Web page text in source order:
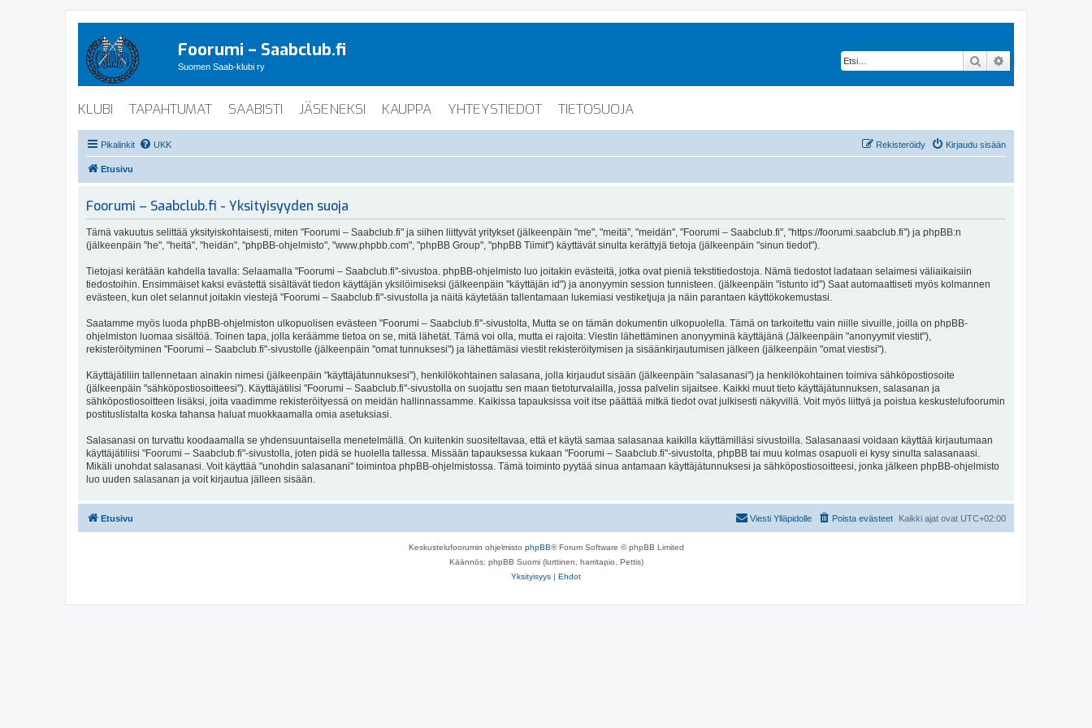
Foorumi – Saabclub.fi
Suomen Saab-klubi ry Etsi
KLUBI TAPAHTUMAT SAABISTI JÄSENEKSI KAUPPA YHTEYSTIEDOT TIETOSUOJA
Pikalinkit UKK Kirjaudu sisään
Rekisteröidy
Etusivu
Foorumi – Saabclub.fi - Yksityisyyden suoja
Tämä vakuutus selittää yksityiskohtaisesti, miten "Foorumi – Saabclub.fi" ja siihen liittyvät yritykset (jälkeenpäin "me", "meitä", "meidän", "Foorumi – Saabclub.fi", "https://foorumi.saabclub.fi") ja phpBB:n
(jälkeenpäin "he", "heitä", "heidän", "phpBB-ohjelmisto", "www.phpbb.com", "phpBB Group", "phpBB Tiimit") käyttävät sinulta kerättyjä tietoja (jälkeenpäin "sinun tiedot").
Tietojasi kerätään kahdella tavalla: Selaamalla "Foorumi – Saabclub.fi"-sivustoa. phpBB-ohjelmisto luo joitakin evästeitä, jotka ovat pieniä tekstitiedostoja. Nämä tiedostot ladataan selaimesi väliaikaisiin
tiedostoihin. Ensimmäiset kaksi evästettä sisältävät tiedon käyttäjän yksilöimiseksi (jälkeenpäin "käyttäjän id") ja anonyymin session tunnisteen. (jälkeenpäin "istunto id") Saat automaattiseti myös kolmannen
evästeen, kun olet selannut joitakin viestejä "Foorumi – Saabclub.fi"-sivustolla ja näitä käytetään tallentamaan lukemiasi vestiketjuja ja näin parantaen käyttökokemustasi.
Saatamme myös luoda phpBB-ohjelmiston ulkopuolisen evästeen "Foorumi – Saabclub.fi"-sivustolta, Mutta se on tämän dokumentin ulkopuolella. Tämä on tarkoitettu vain niille sivuille, joilla on phpBB-
ohjelmiston luomaa sisältöä. Toinen tapa, jolla keräämme tietoa on se, mitä lähetät. Tämä voi olla, mutta ei rajoita: Viestin lähettäminen anonyyminä käyttäjänä (Jälkeenpäin "anonyymit viestit"),
rekisteröityminen "Foorumi – Saabclub.fi"-sivustolle (jälkeenpäin "omat tunnuksesi") ja lähettämäsi viestit rekisteröitymisen ja sisäänkirjautumisen jälkeen (jälkeenpäin "omat viestisi").
Käyttäjätiliin tallennetaan ainakin nimesi (jälkeenpäin "käyttäjätunnuksesi"), henkilökohtainen salasana, jolla kirjaudut sisään (jälkeenpäin "salasanasi") ja henkilökohtainen toimiva sähköpostiosoite
(jälkeenpäin "sähköpostiosoitteesi"). Käyttäjätilisi "Foorumi – Saabclub.fi"-sivustolla on suojattu sen maan tietoturvalailla, jossa palvelin sijaitsee. Kaikki muut tieto käyttäjätunnuksen, salasanan ja
sähköpostiosoitteen lisäksi, joita vaadimme rekisteröityessä on meidän hallinnassamme. Kaikissa tapauksissa voit itse päättää mitkä tiedot ovat julkisesti näkyvillä. Voit myös liittyä ja poistua keskustelufoorumin
postituslistalta koska tahansa haluat muokkaamalla omia asetuksiasi.
Salasanasi on turvattu koodaamalla se yhdensuuntaisella menetelmällä. On kuitenkin suositeltavaa, että et käytä samaa salasanaa kaikilla käyttämilläsi sivustoilla. Salasanaasi voidaan käyttää kirjautumaan
käyttäjätiliisi "Foorumi – Saabclub.fi"-sivustolla, joten pidä se huolella tallessa. Missään tapauksessa kukaan "Foorumi – Saabclub.fi"-sivustolta, phpBB tai muu kolmas osapuoli ei kysy sinulta salasanaasi.
Mikäli unohdat salasanasi. Voit käyttää "unohdin salasanani" toimintoa phpBB-ohjelmistossa. Tämä toiminto pyytää sinua antamaan käyttäjätunnuksesi ja sähköpostiosoitteesi, jonka jälkeen phpBB-ohjelmisto
luo uuden salasanan ja voit kirjautua jälleen sisään.
Etusivu Kaikki ajat ovat UTC+02:00
Poista evästeet
Viesti Ylläpidolle
Keskustelufoorumin ohjelmisto phpBB® Forum Software © phpBB Limited
Käännös: phpBB Suomi (lurttinen, harritapio, Pettis)
Yksityisyys | Ehdot